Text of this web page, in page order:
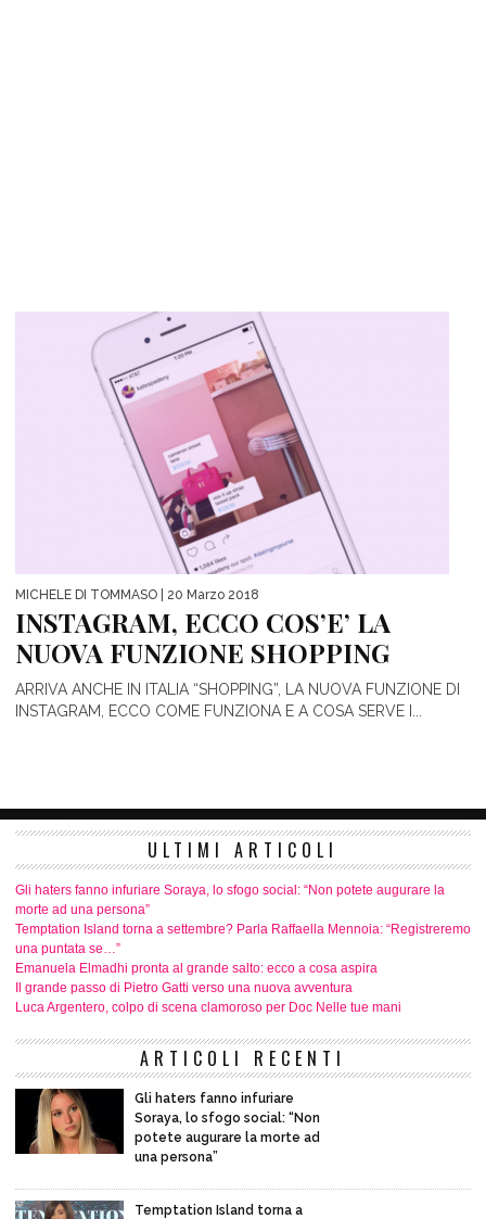
MICHELE DI TOMMASO | 20 Marzo 2018
INSTAGRAM, ECCO COS’E’ LA
NUOVA FUNZIONE SHOPPING
ARRIVA ANCHE IN ITALIA “SHOPPING”, LA NUOVA FUNZIONE DI
INSTAGRAM, ECCO COME FUNZIONA E A COSA SERVE I...
ULTIMI ARTICOLI
Gli haters fanno infuriare Soraya, lo sfogo social: “Non potete augurare la
morte ad una persona”
Temptation Island torna a settembre? Parla Raffaella Mennoia: “Registreremo
una puntata se…”
Emanuela Elmadhi pronta al grande salto: ecco a cosa aspira
Il grande passo di Pietro Gatti verso una nuova avventura
Luca Argentero, colpo di scena clamoroso per Doc Nelle tue mani
ARTICOLI RECENTI
Gli haters fanno infuriare
Soraya, lo sfogo social: “Non
potete augurare la morte ad
una persona”
Temptation Island torna a